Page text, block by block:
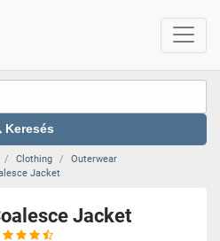
Keresés
Clothing
Outerwear
Jacket
Jacket